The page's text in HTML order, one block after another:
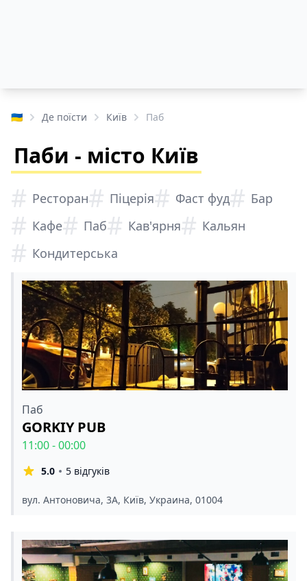
🇺🇦 Де поїсти Київ Паб
Паби - місто Київ
# Ресторан# Піцерія# Фаст фуд# Бар
# Кафе# Паб# Кав'ярня# Кальян
# Кондитерська
Паб
GORKIY PUB
11:00 - 00:00
5.0 5 відгуків
вул. Антоновича, 3А, Київ, Украина, 01004